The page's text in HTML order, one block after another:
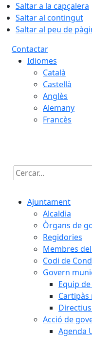
Saltar a la capçalera
Saltar al contingut
Saltar al peu de
Contactar
Idiomes
Català
Castellà
Anglès
Alemany
Francès
Cercar:
Ajuntament
Alcaldia
Òrgans de
Regidories
Membres
Codi de
Govern
Equip
Cartipàs
Acció de
Agenda